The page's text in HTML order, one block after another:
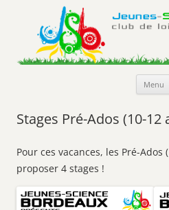
Jeunes-Science
Club de loisirs scientifiques
Menu
Stages Pré-Ados (10-12
Pour ces vacances, les Pré-Ados
proposer 4 stages !